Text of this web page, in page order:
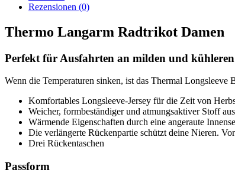
Rezensionen (0)
Thermo Langarm Radtrikot Damen
Perfekt für Ausfahrten an milden und kühleren
Wenn die Temperaturen sinken, ist das Thermal
Komfortables Longsleeve-Jersey für die Zeit von
Weicher, formbeständiger und atmungsaktiver Stoff
Wärmende Eigenschaften durch eine angeraute
Die verlängerte Rückenpartie schützt deine Nieren.
Drei Rückentaschen
Passform